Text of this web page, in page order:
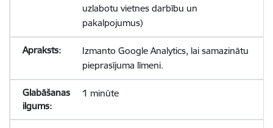
uzlabotu vietnes darbību un
pakalpojumus)
Izmanto Google Analytics, lai samazinātu
pieprasījuma līmeni.
1 minūte